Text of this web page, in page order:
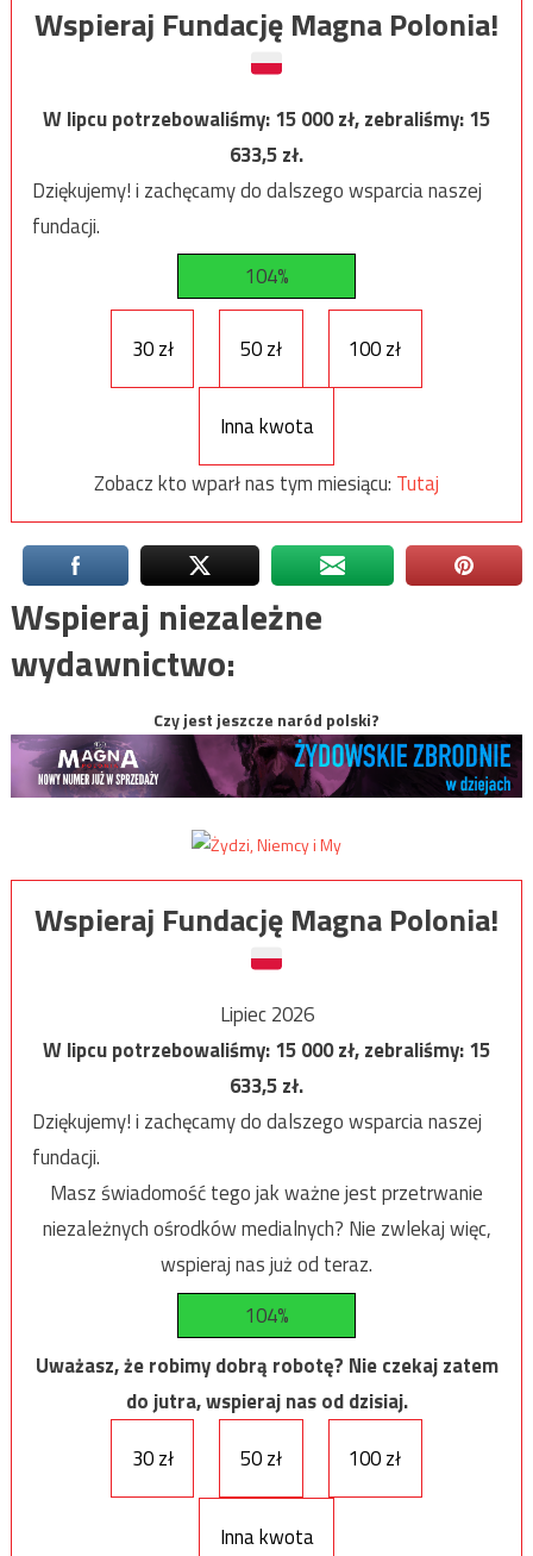
Wspieraj Fundację Magna Polonia!
W lipcu potrzebowaliśmy:15 000zł, zebraliśmy:15
633,5zł.
Dziękujemy! i zachęcamy do dalszego wsparcia naszej
fundacji.
104%
30 zł 50 zł 100 zł
Inna kwota
Zobacz kto wparł nas tym miesiącu: Tutaj
Wspieraj niezależne
wydawnictwo:
Czy jest jeszcze naród polski?
Wspieraj Fundację Magna Polonia!
Lipiec 2026
W lipcu potrzebowaliśmy:15 000zł, zebraliśmy:15
633,5zł.
Dziękujemy! i zachęcamy do dalszego wsparcia naszej
fundacji.
Masz świadomość tego jak ważne jest przetrwanie
niezależnych ośrodków medialnych? Nie zwlekaj więc,
wspieraj nas już od teraz.
104%
Uważasz, że robimy dobrą robotę? Nie czekaj zatem
do jutra, wspieraj nas od dzisiaj.
30 zł
50 zł 100 zł
Inna kwota